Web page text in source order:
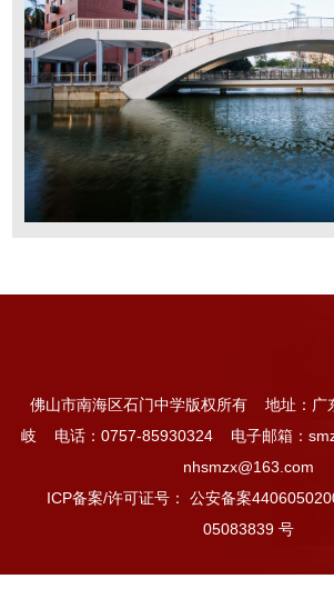
佛山市南海区石门中学版权所有
地址：广
岐
电话：0757-85930324
电子邮箱：
nhsmzx@163.com
ICP备案/许可证号：
公安备案
05083839 号